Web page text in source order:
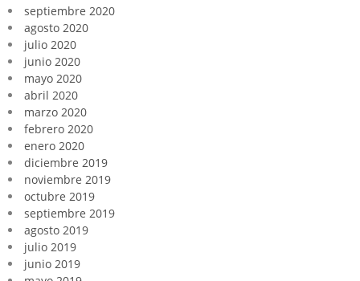
septiembre 2020
agosto 2020
julio 2020
junio 2020
mayo 2020
abril 2020
marzo 2020
febrero 2020
enero 2020
diciembre 2019
noviembre 2019
octubre 2019
septiembre 2019
agosto 2019
julio 2019
junio 2019